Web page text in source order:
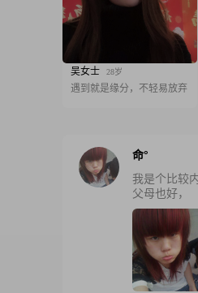
吴女士 28岁
遇到就是缘分，不轻易放弃
命°
我是个比较
父母也好，